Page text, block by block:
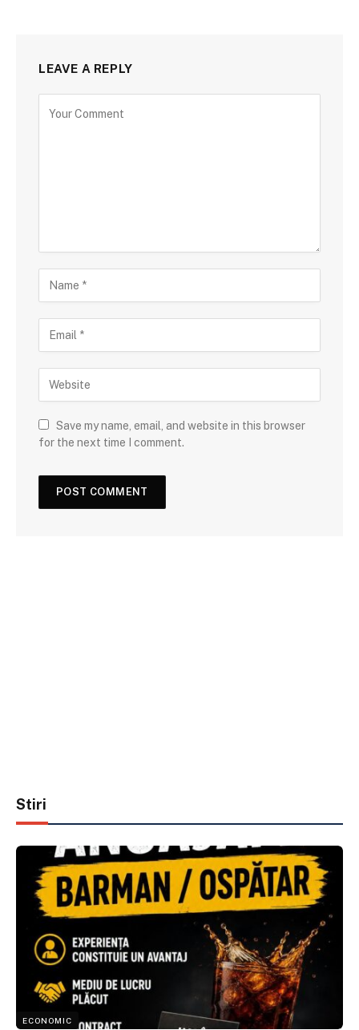
LEAVE A REPLY
Save my name, email, and website in this browser
for the next time I comment.
Stiri
ECONOMIC